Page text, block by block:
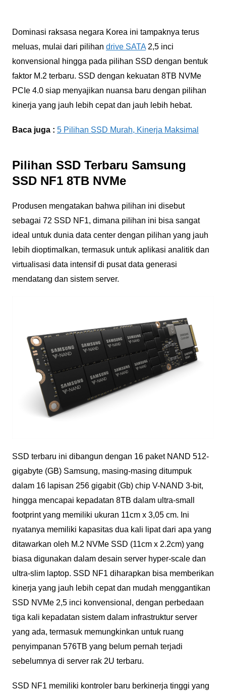
Dominasi raksasa negara Korea ini tampaknya terus
meluas, mulai dari pilihan drive SATA2,5 inci
konvensional hingga pada pilihan SSD dengan bentuk
faktor M.2 terbaru. SSD dengan kekuatan 8TB NVMe
PCIe 4.0 siap menyajikan nuansa baru dengan pilihan
kinerja yang jauh lebih cepat dan jauh lebih hebat.
Baca juga : 5 Pilihan SSD Murah, Kinerja Maksimal
Pilihan SSD Terbaru Samsung
SSD NF1 8TB NVMe
Produsen mengatakan bahwa pilihan ini disebut
sebagai 72 SSD NF1, dimana pilihan ini bisa sangat
ideal untuk dunia data center dengan pilihan yang jauh
lebih dioptimalkan, termasuk untuk aplikasi analitik dan
virtualisasi data intensif di pusat data generasi
mendatang dan sistem server.
SSD terbaru ini dibangun dengan 16 paket NAND 512-
gigabyte (GB) Samsung, masing-masing ditumpuk
dalam 16 lapisan 256 gigabit (Gb) chip V-NAND 3-bit,
hingga mencapai kepadatan 8TB dalam ultra-small
footprint yang memiliki ukuran 11cm x 3,05 cm. Ini
nyatanya memiliki kapasitas dua kali lipat dari apa yang
ditawarkan oleh M.2 NVMe SSD (11cm x 2.2cm) yang
biasa digunakan dalam desain server hyper-scale dan
ultra-slim laptop. SSD NF1 diharapkan bisa memberikan
kinerja yang jauh lebih cepat dan mudah menggantikan
SSD NVMe 2,5 inci konvensional, dengan perbedaan
tiga kali kepadatan sistem dalam infrastruktur server
yang ada, termasuk memungkinkan untuk ruang
penyimpanan 576TB yang belum pernah terjadi
sebelumnya di server rak 2U terbaru.
SSD NF1 memiliki kontroler baru berkinerja tinggi yang